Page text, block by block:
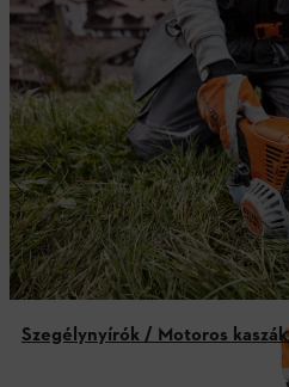
Szegélynyírók / Motoros kaszák